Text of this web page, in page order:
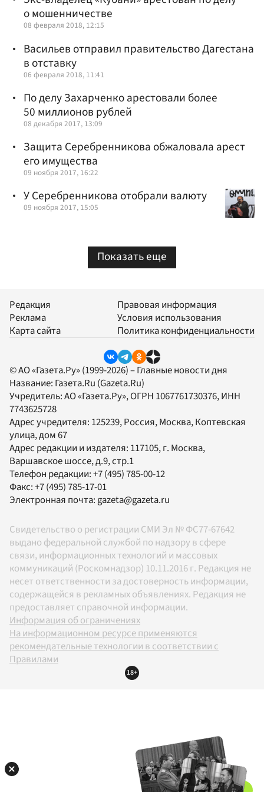
о мошенничестве
08 февраля 2018, 12:15
Васильев отправил правительство Дагестана
в отставку
06 февраля 2018, 11:41
По делу Захарченко арестовали более
50 миллионов рублей
08 декабря 2017, 13:09
Защита Серебренникова обжаловала арест
его имущества
09 ноября 2017, 16:22
У Серебренникова отобрали валюту
09 ноября 2017, 15:05
Показать еще
Редакция
Реклама
Карта сайта
Правовая информация
Условия использования
Политика конфиденциальности
© АО «Газета.Ру» (1999-2026) – Главные новости дня
Название: Газета.Ru (Gazeta.Ru)
Учредитель:АО «Газета.Ру», ОГРН 1067761730376, ИНН
7743625728
Адрес учредителя: 125239, Россия, Москва, Коптевская
улица, дом 67
Адрес редакции и издателя: 117105, г. Москва,
Варшавское шоссе, д.9, стр.1
Телефон редакции:+7 (495) 785-00-12
Факс:+7 (495) 785-17-01
Электронная почта: gazeta@gazeta.ru
Свидетельство о регистрации СМИ Эл № ФС77-67642
выдано федеральной службой по надзору в сфере
связи, информационных технологий и массовых
коммуникаций (Роскомнадзор) 10.11.2016 г. Редакция не
несет ответственности за достоверность информации,
содержащейся в рекламных объявлениях. Редакция не
предоставляет справочной информации.
Информация об ограничениях
На информационном ресурсе применяются
рекомендательные технологии в соответствии с
Правилами
18+